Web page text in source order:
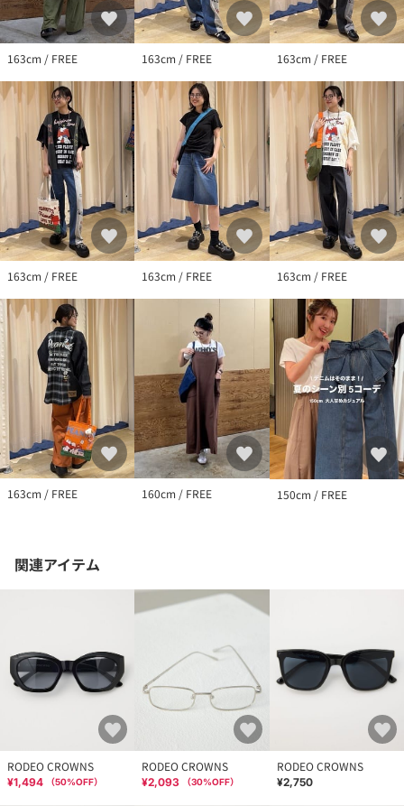
163cm / FREE 163cm / FREE 163cm / FREE
163cm / FREE 163cm / FREE 163cm / FREE
163cm / FREE 160cm / FREE 150cm / FREE
関連アイテム
RODEO CROWNS
¥1,494 （50%OFF）
RODEO CROWNS
¥2,093 （30%OFF）
RODEO CROWNS
¥2,750